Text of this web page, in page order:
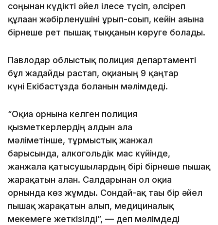
соңынан күдікті әйел ілесе түсіп, әлсіреп
құлаған жәбірленушіні ұрып-соғып, кейін аяғына
бірнеше рет пышақ тыққанын көруге болады.
Павлодар облыстық полиция департаменті
бұл жағдайды растап, оқиғаның 9 қаңтар
күні Екібастұзда болғанын мәлімдеді.
“Оқиға орнына келген полиция
қызметкерлердің алдын ала
мәліметінше, тұрмыстық жанжал
барысында, алкогольдік мас күйінде,
жанжалға қатысушылардың бірі бірнеше пышақ
жарақатын алған. Салдарынан ол оқиға
орнында көз жұмды. Сондай-ақ тағы бір әйел
пышақ жарақатын алып, медициналық
мекемеге жеткізілді”, — деп мәлімдеді